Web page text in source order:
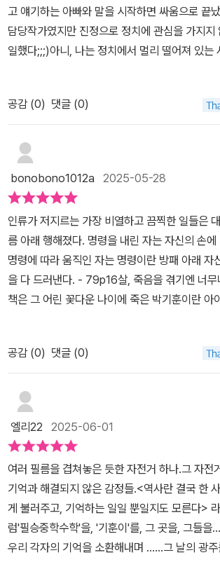
고 얘기하는 아빠와 말을 시작하면 싸움으로 끝
담당작가였지만 진정으로 정치에 관심을 가지지
일했다;;;)아니, 나는 정치에서 멀리 떨어져 있는
중이다2025년 5월은 그런 날들이다내란은 아직
않았다사법 카르텔이 여전히 작동중이다 이경혜 작가의 [명령]은
광주 연작 1편으로 당시 광주 동신중학교 3학년
야기를 작가가 살을 붙여 쓴 소설이다.극 중 이름
기 때문임을 밝힌다하지만 실존 인물을 모델로
군의 죽음 장면은 [그해 오월 나는 살고 싶었다]
으로 했기에 ‘박기현’ 군의 이름 석자를꼭 기억
다. 한강 작가의 [소년이 온다] 속 중학생, 동호도 생각이 나고그 실
제 인물인 문재학 군도 생각난다 사실 외출하면서버스로 오가는 시
간에 다 읽으려고 작정했는데뻔히 눈물이 날 줄
시나 오며가며 버스에 앉아 우는 사람이 됐지만
월이 가기 전에,5.18을 다시 생각해본다왜 아직
는지... #명령 #광주연작1#이경혜 작가#바람의아이들 출판#518
공감 (0) 댓글 (0)
bonobono1012a 2025-05-28
인류가 저지르는 가장 비열하고 끔찍한 일들은
름 아래 행해졌다. 명령을 내린 자는 자신의 손에
명령에 따라 움직인 자는 명령이란 방패 아래 자
을 다 드러낸다. - 79p16살, 죽음을 겪기엔 너무
책은 그 어린 꽃다운 나이에 죽은 박기훈이란 아
래서 이 책을 읽는 동안 뒤통수를 맞은듯 얼얼하
야했던 아무 죄없는 아이들이 마음아프기도 했다
18일날을 배경으로 하고있다. 사실 광주의 이야
는 한강 작가님의 <소년이 온다> 라는 유명한 작
끝까지 읽을 용기를 내긴 참 어려운 책이다. 그에
책장을 넘길 수 있어 좋았다. 마음이 무거워지지
이 무쇠를 드는 일같지 않아 역사책을 처음보게
천한다. 역사는 우리가 잊으면 안되는 것이다.
기 위해 반드시 필요한 것이 바로 역사이다. 하
사를 터놓기 위해선 많은 용기가 필요하다. 작가
까지 어떤 마음이 들었을지 책을 읽게된다면 감
이다.선거일을 앞둔 우리사회에게 꼭 필요한 책
공감 (0) 댓글 (0)
엘리22 2025-06-01
여러 필름을 겹쳐놓은 듯한 자전거 하나.그 자전
기억과 해결되지 않은 감정들.<역사란 결국 한
게 불러주고, 기억하는 일일 뿐일지도 모른다>
럼'필승중학수학'을, '기훈이'를, 그 곳을, 그들을
우리 각자의 기억을 소환해내며 ......그 날의 광